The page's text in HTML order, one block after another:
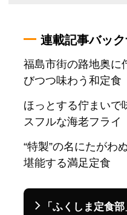
連載記事バッ
福島市街の路地奥に
びつつ味わう和定食
ほっとする佇まいで
スフルな海老フライ
“特製”の名にたがわ
堪能する満足定食
「ふくしま定食